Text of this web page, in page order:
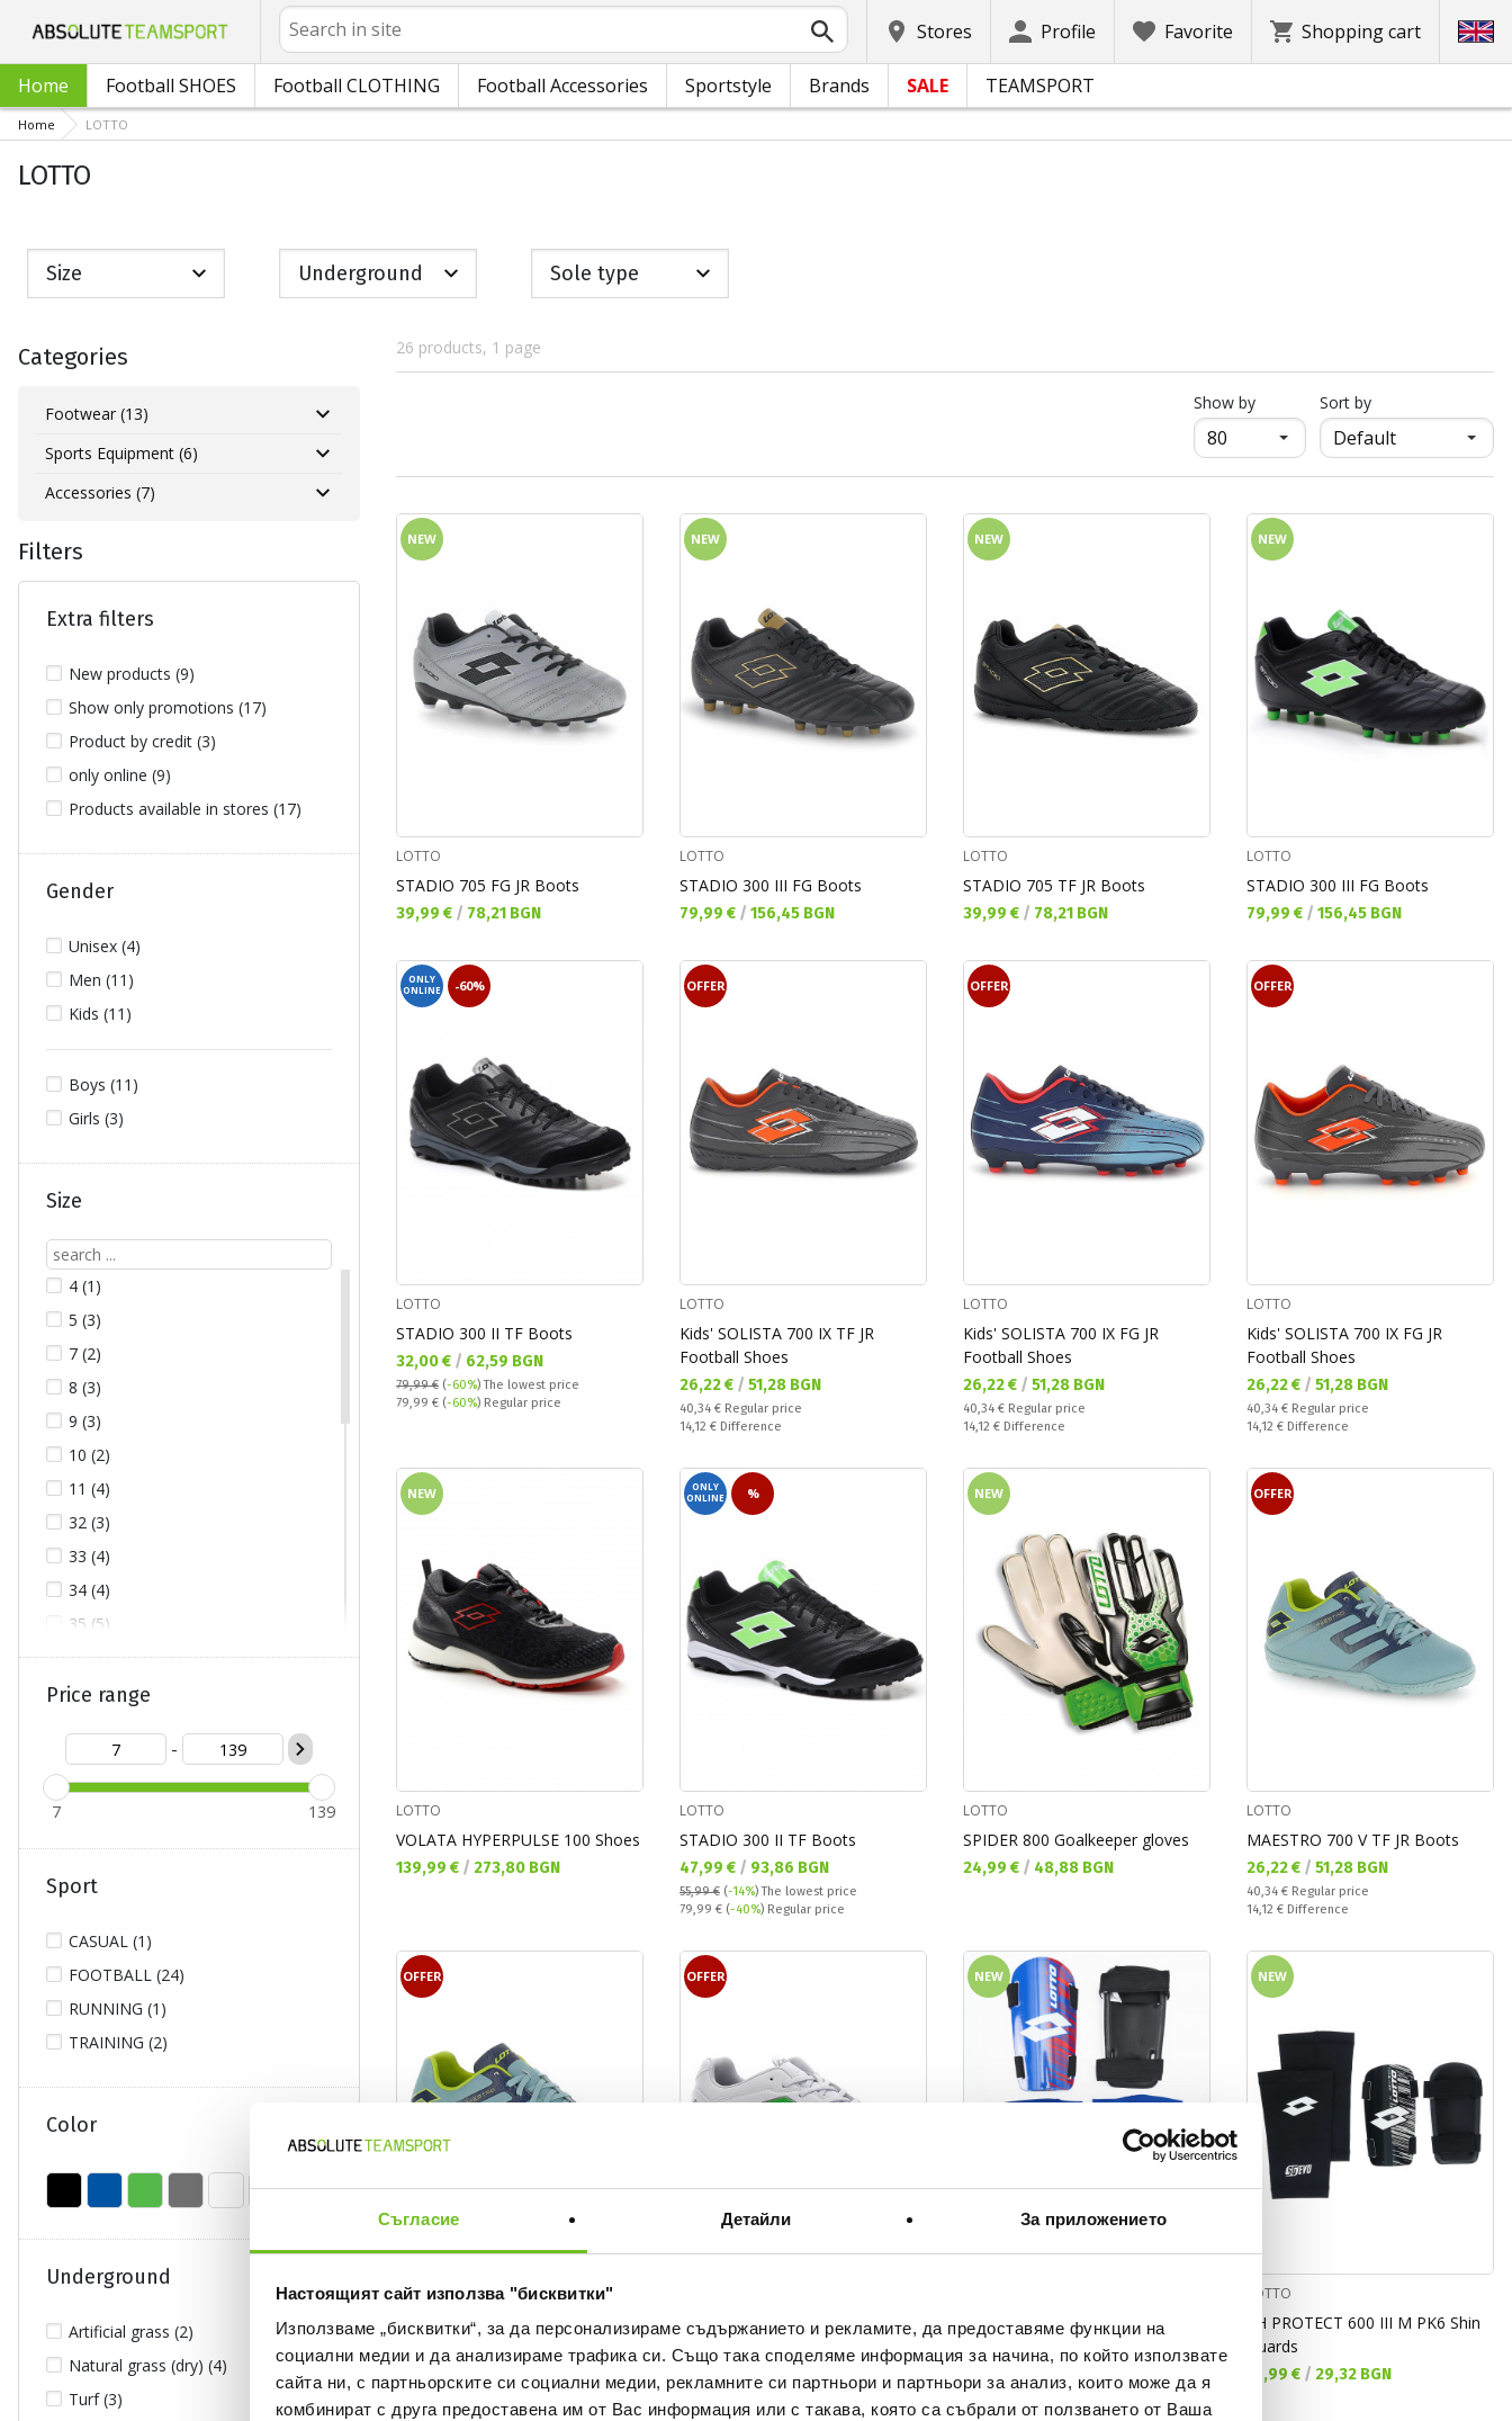
Съгласие Детайли За приложението
Настоящият сайт използва "бисквитки"
Използваме „бисквитки“, за да персонализираме съдържанието и рекламите, да предоставяме функции на
социални медии и да анализираме трафика си. Също така споделяме информация за начина, по който използвате
сайта ни, с партньорските си социални медии, рекламните си партньори и партньори за анализ, които може да я
комбинират с друга предоставена им от Вас информация или с такава, която са събрали от ползването от Ваша
Search
Stores Profile Favorite Shopping cart
Home Football SHOES Football CLOTHING Football Accessories Sportstyle Brands SALE TEAMSPORT
Home LOTTO
LOTTO
Size Underground Sole type
Categories
Footwear (13)
Sports Equipment (6)
Accessories (7)
Filters
Extra filters
New products (9)
Show only promotions (17)
Product by credit (3)
only online (9)
Products available in stores (17)
Gender
Unisex (4)
Men (11)
Kids (11)
Boys (11)
Girls (3)
Size
4 (1)
5 (3)
7 (2)
8 (3)
9 (3)
10 (2)
11 (4)
32 (3)
33 (4)
34 (4)
35 (5)
36 (6)
37 (6)
39 (1)
40 (2)
43 (5)
Price range
-
7 139
Sport
CASUAL (1)
FOOTBALL (24)
RUNNING (1)
TRAINING (2)
Color
Underground
Artificial grass (2)
Natural grass (dry) (4)
Turf (3)
26 products, 1 page
Show byпродукти на страница
Sort by
NEW
LOTTO
STADIO 705 FG JR Boots
Текуща цена:
39,99 € / 78,21 BGN
NEW
LOTTO
STADIO 300 III FG Boots
Текуща цена:
79,99 € / 156,45 BGN
NEW
LOTTO
STADIO 705 TF JR Boots
Текуща цена:
39,99 € / 78,21 BGN
NEW
LOTTO
STADIO 300 III FG Boots
Текуща цена:
79,99 € / 156,45 BGN
ONLY
ONLINE
-60%
LOTTO
STADIO 300 II TF Boots
Текуща цена:
32,00 € / 62,59 BGN
79,99 € (-60%)The lowest price
Regular price:
79,99 € (-60%) Regular price
OFFER
LOTTO
Kids' SOLISTA 700 IX TF JR
Football Shoes
Текуща цена:
26,22 € / 51,28 BGN
Regular price:
40,34 € Regular price
Спестявате:
14,12 € Difference
OFFER
LOTTO
Kids' SOLISTA 700 IX FG JR
Football Shoes
Текуща цена:
26,22 € / 51,28 BGN
Regular price:
40,34 € Regular price
Спестявате:
14,12 € Difference
OFFER
LOTTO
Kids' SOLISTA 700 IX FG JR
Football Shoes
Текуща цена:
26,22 € / 51,28 BGN
Regular price:
40,34 € Regular price
Спестявате:
14,12 € Difference
NEW
LOTTO
VOLATA HYPERPULSE 100 Shoes
Текуща цена:
139,99 € / 273,80 BGN
ONLY
ONLINE
%
LOTTO
STADIO 300 II TF Boots
Текуща цена:
47,99 € / 93,86 BGN
55,99 € (-14%)The lowest price
Regular price:
79,99 € (-40%) Regular price
NEW
LOTTO
SPIDER 800 Goalkeeper gloves
Текуща цена:
24,99 € / 48,88 BGN
OFFER
LOTTO
MAESTRO 700 V TF JR Boots
Текуща цена:
26,22 € / 51,28 BGN
Regular price:
40,34 € Regular price
Спестявате:
14,12 € Difference
OFFER
LOTTO
MAESTRO 700 V FG JR Boots
Текуща цена:
26,22 € /51,28 BGN
Спестявате:
14,12 €Difference
OFFER
STADIO 705 FG JR Boots
Текуща цена:
26,22 €/51,28 BGN
Спестявате:
14,12 €Difference
NEW
PROTECT 600 III Shin guards
Текуща цена:
14,99 €/29,32 BGN
NEW
LOTTO
SH PROTECT 600 III M PK6 Shin
Guards
Текуща цена:
14,99 € / 29,32 BGN